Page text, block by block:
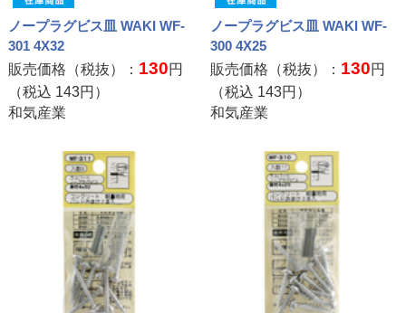
ノープラグビス皿 WAKI WF-
301 4X32
販売価格（税抜）： 130円
（税込 143円）
和気産業
ノープラグビス皿 WAKI WF-
300 4X25
販売価格（税抜）： 130円
（税込 143円）
和気産業